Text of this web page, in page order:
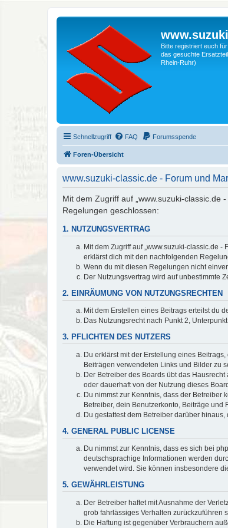
Bitte registriert euch
das gesuchte
Rhein-Ruhr)
Schnellzugriff FAQ Forumsspende
Foren-Übersicht
www.suzuki-classic.de - Forum und
Mit dem Zugriff auf „www.suzuki-classic.de
Regelungen geschlossen:
1. NUTZUNGSVERTRAG
Mit dem Zugriff auf „www.suzuki-classic.de
erklärst dich mit den nachfolgenden
Wenn du mit diesen Regelungen nicht
Der Nutzungsvertrag wird auf unbestimmte
2. EINRÄUMUNG VON NUTZUNGSRECHTEN
Mit dem Erstellen eines Beitrags erteilst du
Das Nutzungsrecht nach Punkt 2,
3. PFLICHTEN DES NUTZERS
Du erklärst mit der Erstellung eines
Beiträgen verwendeten Links und Bilder zu
Der Betreiber des Boards übt das
oder dauerhaft von der Nutzung dieses
Du nimmst zur Kenntnis, dass der Betreiber
Betreiber, dein Benutzerkonto, Beiträge und
Du gestattest dem Betreiber darüber
4. GENERAL PUBLIC LICENSE
Du nimmst zur Kenntnis, dass es sich bei
deutschsprachige Informationen werden
verwendet wird. Sie können insbesondere
5. GEWÄHRLEISTUNG
Der Betreiber haftet mit Ausnahme der
grob fahrlässiges Verhalten zurückzuführen
Die Haftung ist gegenüber Verbrauchern